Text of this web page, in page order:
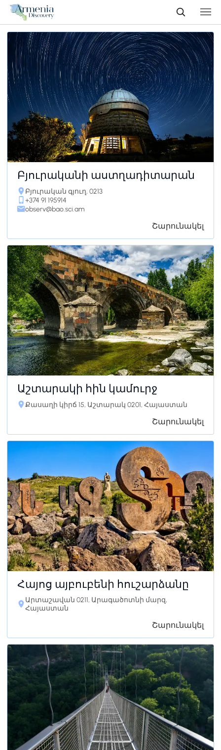
Բյուրականի աստղադիտարան
Բյուրական գյուղ, 0213
+374 91 195914
observ@bao.sci.am
Շարունակել
Աշտարակի հին կամուրջ
Քասաղի կիրճ 15, Աշտարակ 0201, Հայաստան
Շարունակել
Հայոց այբուբենի հուշարձանը
Արտաշավան 0211, Արագածոտնի մարզ,
Հայաստան
Շարունակել